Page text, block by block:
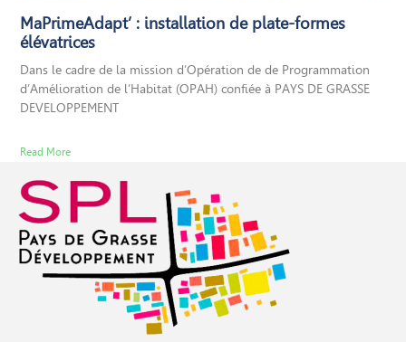
MaPrimeAdapt’ : installation de plate-formes
élévatrices
Dans le cadre de la mission d’Opération de de Programmation
d’Amélioration de l’Habitat (OPAH) confiée à PAYS DE GRASSE
DEVELOPPEMENT
Read More